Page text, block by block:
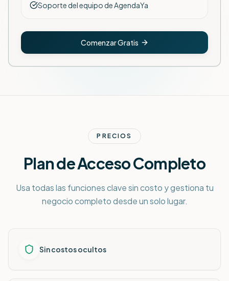
Soporte del equipo de AgendaYa
Comenzar Gratis
PRECIOS
Plan de Acceso Completo
Usa todas las funciones clave sin costo y gestiona tu
negocio completo desde un solo lugar.
Sin costos ocultos